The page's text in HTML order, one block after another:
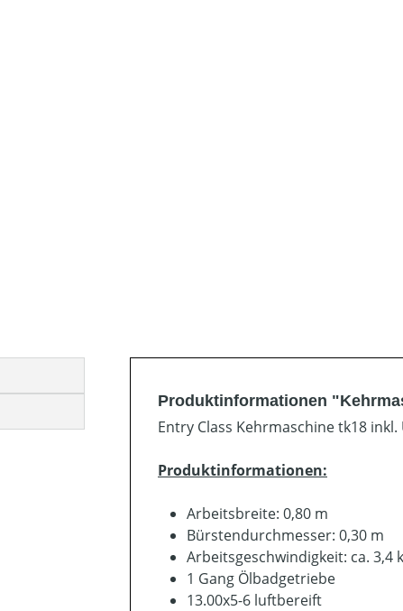
Produktinformationen
Entry Class Kehrmaschine tk18
Produktinformationen:
Arbeitsbreite: 0,80 m
Bürstendurchmesser: 0,30 m
Arbeitsgeschwindigkeit: ca. 3,4
1 Gang Ölbadgetriebe
13.00x5-6 luftbereift